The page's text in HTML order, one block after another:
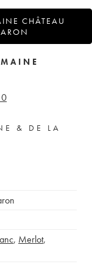
CHÂTEAU
& DE LA
, Merlot,